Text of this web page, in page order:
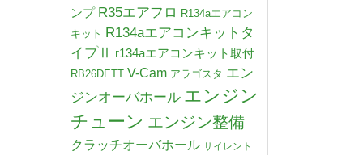
ンプ R35エアフロ R134aエアコン
キット R134aエアコンキットタ
イプⅡ
r134aエアコンキット取付
RB26DETT V-Cam アラゴスタ エン
ジンオーバホール エンジン
チューン エンジン整備
クラッチオーバホール サイレント